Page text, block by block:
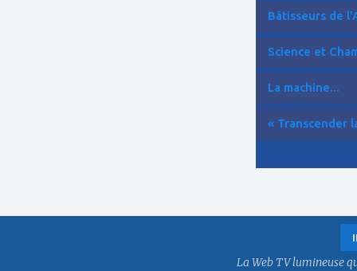
Bâtisseurs de
Science et
La machine...
« Transcender
La Web TV lumineuse